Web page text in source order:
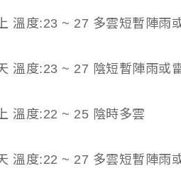
溫度:23 ~ 27 多雲短暫陣雨
溫度:23 ~ 27 陰短暫陣雨或
溫度:22 ~ 25 陰時多雲
溫度:22 ~ 27 多雲短暫陣雨